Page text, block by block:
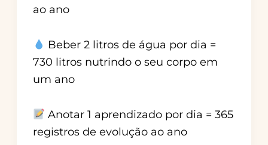
ao ano
Beber 2 litros de água por dia =
730 litros nutrindo o seu corpo em
um ano
Anotar 1 aprendizado por dia = 365
registros de evolução ao ano